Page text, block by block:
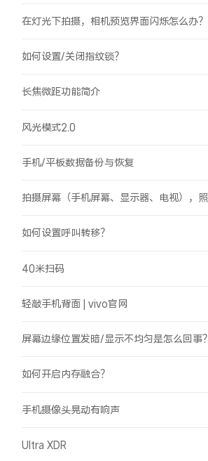
在灯光下拍摄，相机预览界面闪烁怎么办？
如何设置/关闭指纹锁？
长焦微距功能简介
风光模式2.0
手机/平板数据备份与恢复
如何设置呼叫转移？
40米扫码
轻敲手机背面 | vivo官网
屏幕边缘位置发暗/显示不均匀是怎么回事？
如何开启内存融合？
手机摄像头晃动有响声
Ultra XDR